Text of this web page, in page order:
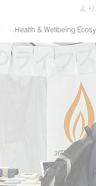
よ
Health & Wellbeing